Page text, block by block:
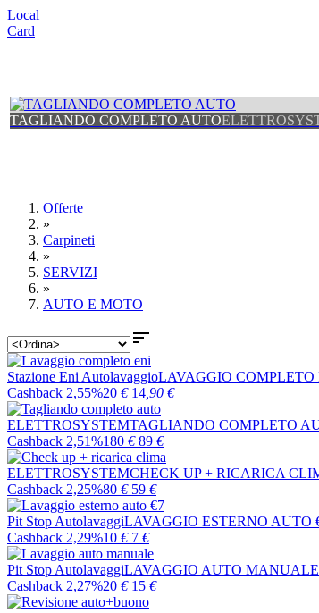
Local
Card
TAGLIANDO COMPLETO AUTO
Offerte
»
Carpineti
»
SERVIZI
»
AUTO E MOTO

Stazione Eni AutolavaggioLAVAGGIO COMPLETO
Cashback 2,55%20 € 14 ,90 €
ELETTROSYSTEMTAGLIANDO COMPLETO
Cashback 2,51%180 € 89 €
ELETTROSYSTEMCHECK UP + RICARICA
Cashback 2,25%80 € 59 €
Pit Stop AutolavaggiLAVAGGIO ESTERNO AUTO
Cashback 2,29%10 € 7 €
Pit Stop AutolavaggiLAVAGGIO AUTO MANUALE
Cashback 2,27%20 € 15 €